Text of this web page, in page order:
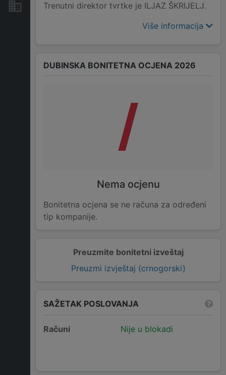
Nekretnine i imovina
Trenutni direktor tvrtke je ILJAZ ŠKRIJELJ.
Više informacija
Preuzmite bonitetni izveštaj
Preuzmi izvještaj (crnogorski)
DUBINSKA BONITETNA OCJENA 2026
/
Nema ocjenu
Bonitetna ocjena se ne računa za određeni
tip kompanije.
SAŽETAK POSLOVANJA
Računi Nije u blokadi